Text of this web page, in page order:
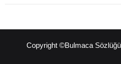
Copyright ©Bulmaca